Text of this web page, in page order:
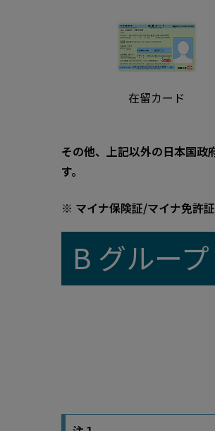
在留カード
その他、上記以外の日本国政
す。
※ マイナ保険証/マイナ免許
B グルー